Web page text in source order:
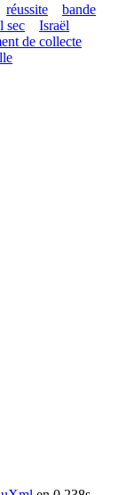
réussite
bande
sec
Israël
de collecte